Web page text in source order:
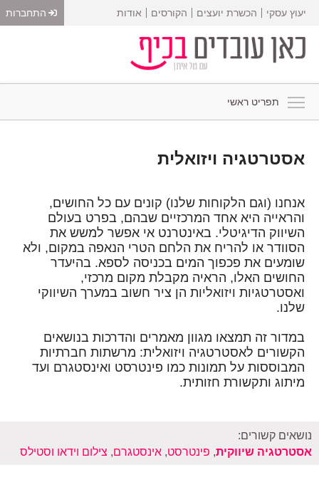
יעוץ עסקי הכשרת יועצים הקורסים אודות התחברות
תפריט ראשי
אסטרטגיה ויזואלית
אנחנו (וגם הלקוחות שלנו) קונים עם כל החושים,
והראייה היא אחד המרכזיים שבהם, בפרט בעולם
השיווק הדיגיטלי. באינטרנט אי אפשר למשש את
הסוודר או להריח את הלחם הטרי הנאפה במקום, ולא
שומעים את פכפוך המים בכניסה לספא. בהיעדר
החושים האלו, הראיה מקבלת מקום מרכזי,
ואסטרטגיות ויזואליות הן ציר חשוב במערך השיווקי
שלנו.
במדור זה תמצאו מגוון מאמרים והדרכות בנושאים
הקשורים לאסטרטגיה ויזואלית: מרשתות חברתיות
המבוססות על תמונות כמו פינטרסט ואינסטגרם ועד
מיתוג ותקשורת חזותית.
נושאים קשורים:
אסטרטגיה שיווקית, פינטרסט, אינסטגרם, צילום וידאו וסטילס